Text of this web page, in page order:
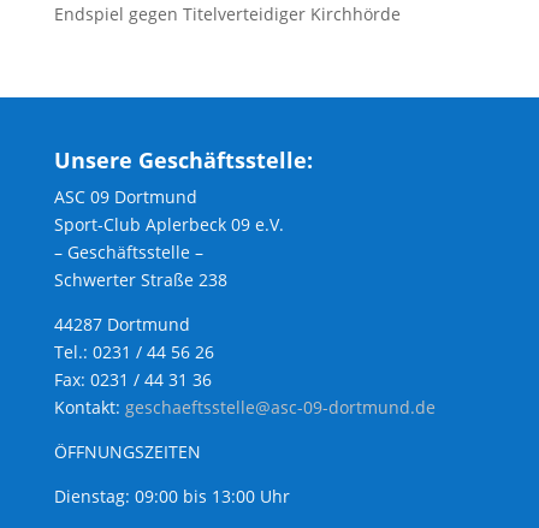
Endspiel gegen Titelverteidiger Kirchhörde
Unsere Geschäftsstelle:
ASC 09 Dortmund
Sport-Club Aplerbeck 09 e.V.
– Geschäftsstelle –
Schwerter Straße 238
44287 Dortmund
Tel.: 0231 / 44 56 26
Fax: 0231 / 44 31 36
Kontakt: geschaeftsstelle@asc-09-dortmund.de
ÖFFNUNGSZEITEN
Dienstag: 09:00 bis 13:00 Uhr